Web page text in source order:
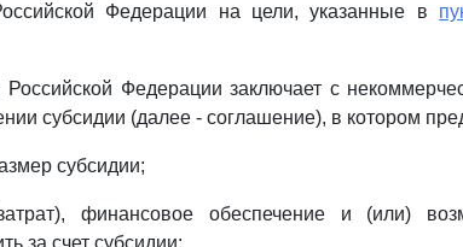
Федерации на цели, указанные в
Федерации заключает с
субсидии (далее - соглашение), в котором
субсидии;
финансовое обеспечение и (или)
за счет субсидии;